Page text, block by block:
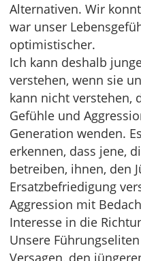
Alternativen. Wir
war unser
optimistischer.
Ich kann deshalb
verstehen, wenn sie
kann nicht verstehen,
Gefühle und
Generation wenden.
erkennen, dass jene,
betreiben, ihnen, den
Ersatzbefriedigung
Aggression mit
Interesse in die
Unsere
Versagen, den